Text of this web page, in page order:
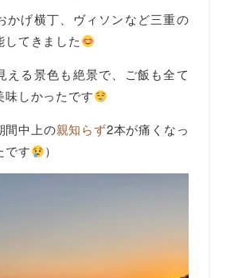
かげ横丁、ヴィソンなど三重の
してきました
える景色も絶景で、ご飯も全て
味しかったです
間中上の親知らず2本が痛くなっ
です
）